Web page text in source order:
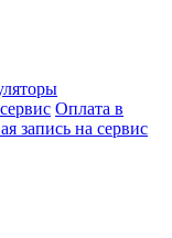
Оплата в
запись на сервис